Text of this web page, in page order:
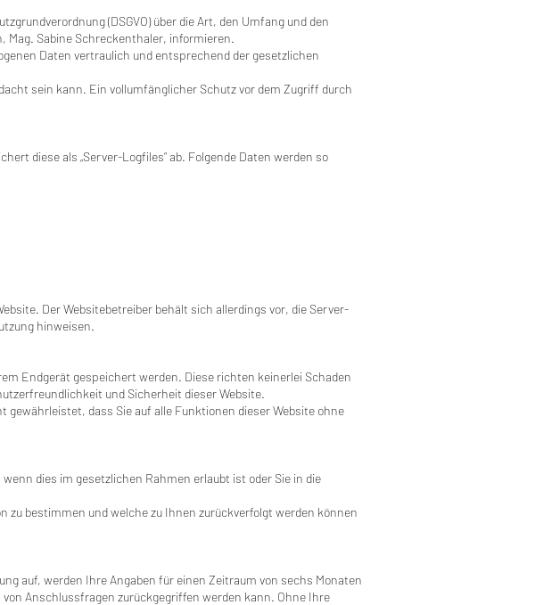
(DSGVO) über die Art, den Umfang und den
Mag. Sabine Schreckenthaler, informieren.
Daten vertraulich und entsprechend der gesetzlichen
sein kann. Ein vollumfänglicher Schutz vor dem Zugriff durch
diese als „Server-Logfiles“ ab. Folgende Daten werden so
Der Websitebetreiber behält sich allerdings vor, die Server-
hinweisen.
Endgerät gespeichert werden. Diese richten keinerlei Schaden
und Sicherheit dieser Website.
dass Sie auf alle Funktionen dieser Website ohne
dies im gesetzlichen Rahmen erlaubt ist oder Sie in die
bestimmen und welche zu Ihnen zurückverfolgt werden können
auf, werden Ihre Angaben für einen Zeitraum von sechs Monaten
Anschlussfragen zurückgegriffen werden kann. Ohne Ihre